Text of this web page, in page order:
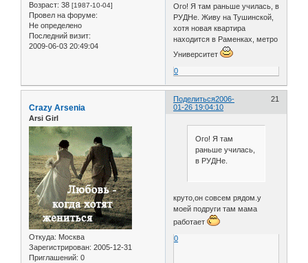
Возраст: 38 [1987-10-04]
Провел на форуме:
Не определено
Последний визит:
2009-06-03 20:49:04
Ого! Я там раньше училась, в
РУДНе. Живу на Тушинской,
хотя новая квартира
находится в Раменках, метро
Университет
0
Поделиться 21
2006-
01-26 19:04:10
Crazy Arsenia
Arsi Girl
Откуда: Москва
Зарегистрирован: 2005-12-31
Приглашений: 0
Ого! Я там
раньше училась,
в РУДНе.
круто,он совсем рядом.у
моей подруги там мама
работает
0